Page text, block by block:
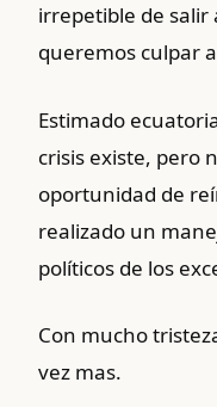
irrepetible de
queremos culpar
Estimado
crisis existe, pero
oportunidad de
realizado un
políticos de los
Con mucho
vez mas.